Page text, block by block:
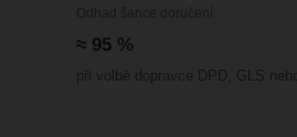
≈ 95 %
při volbě dopravce DPD, GLS